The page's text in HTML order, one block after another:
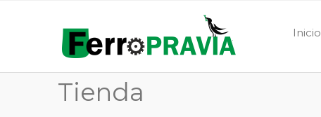
Inicio
Tienda